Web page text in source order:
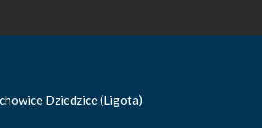
Dziedzice (Ligota)